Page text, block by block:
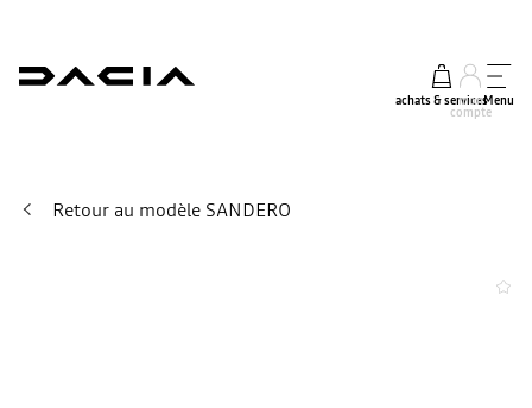
achats & services
mon
compte
Menu
Retour au modèle SANDERO